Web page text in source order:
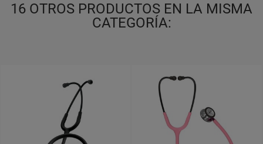
16 OTROS PRODUCTOS EN LA MISMA
CATEGORÍA: